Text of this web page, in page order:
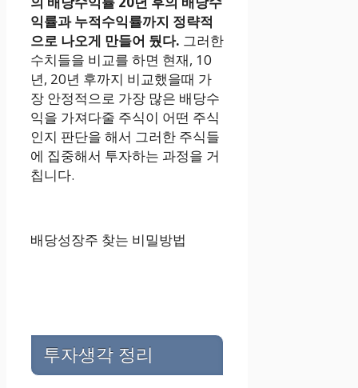
익률과 누적수익률까지 정략적
으로 나오게 만들어 뒀다. 그러한
수치들을 비교를 하면 현재, 10
년, 20년 후까지 비교했을때 가
장 안정적으로 가장 많은 배당수
익을 가져다줄 주식이 어떤 주식
인지 판단을 해서 그러한 주식들
에 집중해서 투자하는 과정을 거
칩니다.
배당성장주 찾는 비밀방법
투자생각 정리